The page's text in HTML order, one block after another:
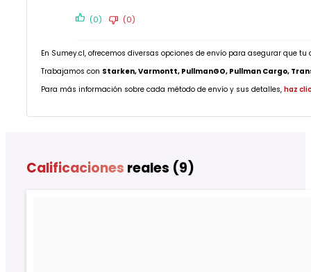
(0) (0)
En Sumey.cl, ofrecemos diversas opciones de envío para asegurar que
Trabajamos con Starken, Varmontt, PullmanGO, Pullman Cargo,
Para más información sobre cada método de envío y sus detalles, haz
Calificaciones reales (9)